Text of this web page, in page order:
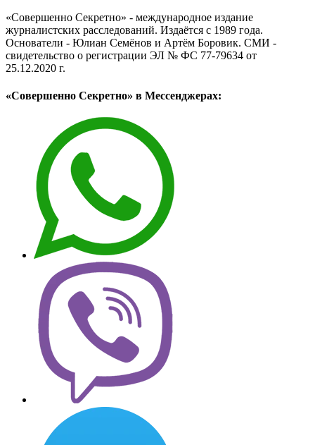
«Совершенно Секретно» - международное издание
журналистских расследований. Издаётся с 1989 года.
Основатели - Юлиан Семёнов и Артём Боровик. CМИ -
свидетельство о регистрации ЭЛ № ФС 77-79634 от
25.12.2020 г.
«Совершенно Секретно» в Мессенджерах: